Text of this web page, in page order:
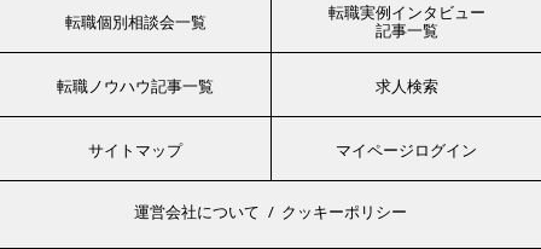
転職個別相談会一覧
転職実例インタビュー
記事一覧
転職ノウハウ記事一覧 求人検索
サイトマップ マイページログイン
運営会社について クッキーポリシー